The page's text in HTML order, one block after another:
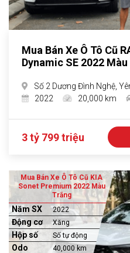
Mua Bán Xe Ô Tô Cũ
Dynamic SE 2022
Số 2 Dương Đình Nghệ,
2022
20,000 km
3 tỷ 799 triệu
Mua Bán Xe Ô Tô Cũ KIA
Sonet Premium 2022 Màu
Trắng
Năm SX 2022
Động cơ Xăng
Hộp số Số tự động
Odo 40,000 km